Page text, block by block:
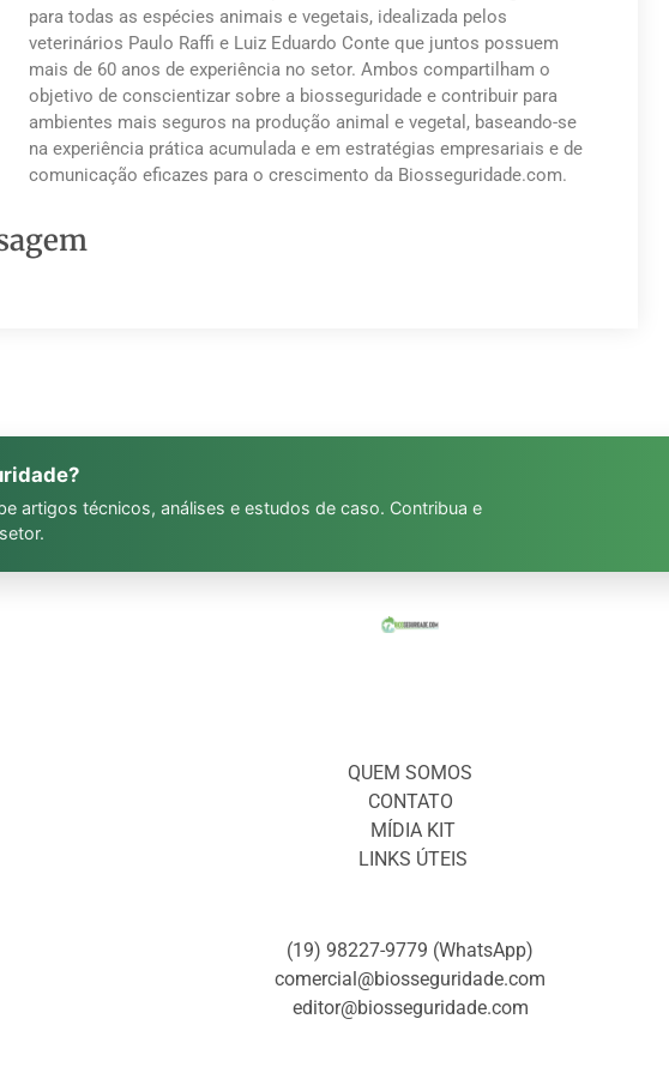
para todas as espécies animais e vegetais, idealizada pelos
veterinários Paulo Raffi e Luiz Eduardo Conte que juntos possuem
mais de 60 anos de experiência no setor. Ambos compartilham o
objetivo de conscientizar sobre a biosseguridade e contribuir para
ambientes mais seguros na produção animal e vegetal, baseando-se
na experiência prática acumulada e em estratégias empresariais e de
comunicação eficazes para o crescimento da Biosseguridade.com.
artigos técnicos, análises e estudos de caso. Contribua e
QUEM SOMOS
CONTATO
MÍDIA KIT
LINKS ÚTEIS
(19) 98227-9779 (WhatsApp)
comercial@biosseguridade.com
editor@biosseguridade.com